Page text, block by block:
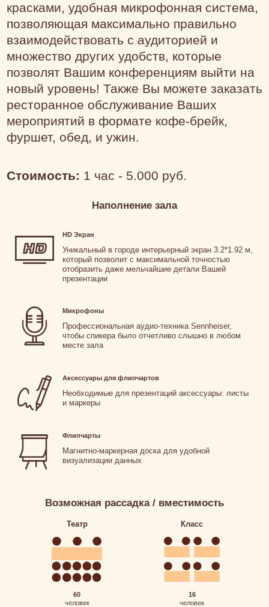
красками, удобная микрофонная система,
позволяющая максимально правильно
взаимодействовать с аудиторией и
множество других удобств, которые
позволят Вашим конференциям выйти на
новый уровень! Также Вы можете заказать
ресторанное обслуживание Ваших
мероприятий в формате кофе-брейк,
фуршет, обед, и ужин.
Стоимость: 1 час - 5.000 руб.
Наполнение зала
HD Экран
Уникальный в городе интерьерный экран 3.2*1.92 м,
который позволит с максимальной точностью
отобразить даже мельчайшие детали Вашей
презентации
Микрофоны
Профессиональная аудио-техника Sennheiser,
чтобы спикера было отчетливо слышно в любом
месте зала
Аксессуары для флипчартов
Необходимые для презентаций аксессуары: листы
и маркеры
Флипчарты
Магнитно-маркерная доска для удобной
визуализации данных
Возможная рассадка / вместимость
Театр
60
человек
Класс
16
человек